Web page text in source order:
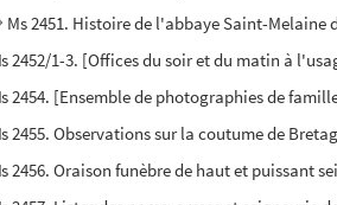
Ms 2451. Histoire de l'abbaye Saint-Melaine
2452/1-3. [Offices du soir et du matin à
2454. [Ensemble de photographies de
2455. Observations sur la coutume de
2456. Oraison funèbre de haut et puissant